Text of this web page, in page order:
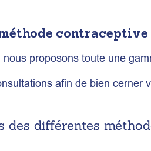
proposons toute une
afin de bien
des différentes